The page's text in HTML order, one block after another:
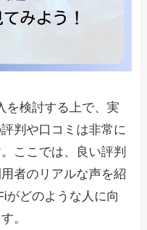
を検討する上で、実
判や口コミは非常に
ここでは、良い評判
者のリアルな声を紹
がどのような人に向
。